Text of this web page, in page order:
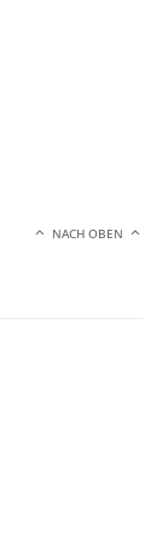
NACH OBEN